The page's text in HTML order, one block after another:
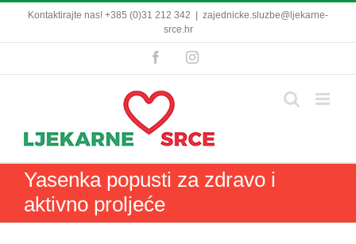
content
Kontaktirajte nas! +385 (0)31 212 342
zajednicke.sluzbe@ljekarne-
srce.hr
FacebookInstagram
Yasenka popusti za zdravo i
aktivno proljeće